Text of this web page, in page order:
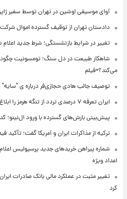
آوای موسیقی اوشین در تهران توسط سفیر
دادستان تهران از توقیف گسترده اموال
تغییر در شرایط بازنشستگی؛ شرط جدید
شاهکار طبیعت در دل سنگ؛ تومسونیت
می‌کند؟+فیلم
توصیف جالب هادی حجازی‌فر درباره ی "سایه"
ایران تعرفه ۷ درصدی تردد از تنگه هرمز را ابلاغ کرد
پیش‌بینی بارش‌های گسترده با ورود ال‌نینو؛
ترکیه از مذاکرات ایران و آمریکا گفت؛ تأکید
شماره پیراهن خریدهای جدید پرسپولیس
اعداد ویژه
کرد